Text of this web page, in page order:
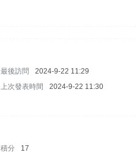
最後訪問
2024-9-22 11:29
上次發表時間
2024-9-22 11:30
積分
17